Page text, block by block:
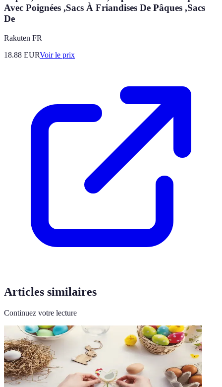
Avec Poignées ,Sacs À Friandises De Pâques ,Sacs
De
Rakuten FR
18.88 EURVoir le prix
Articles similaires
Continuez votre lecture